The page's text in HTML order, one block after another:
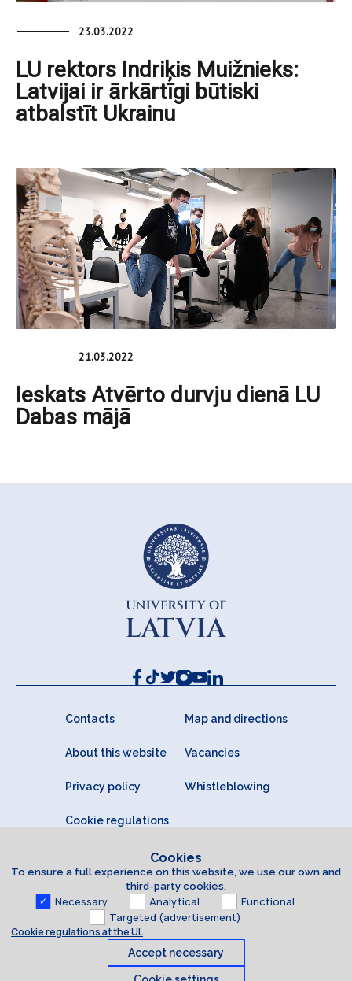
23.03.2022
LU rektors Indriķis Muižnieks:
Latvijai ir ārkārtīgi būtiski
atbalstīt Ukrainu
21.03.2022
Ieskats Atvērto durvju dienā LU
Dabas mājā
Contacts Map and directions
About this website Vacancies
Privacy policy Whistleblowing
Cookie regulations
Cookies
To ensure a full experience on this website, we use our own and
third-party cookies.
Necessary Analytical
Functional
Targeted (advertisement)
Cookie regulations at the UL
Accept necessary